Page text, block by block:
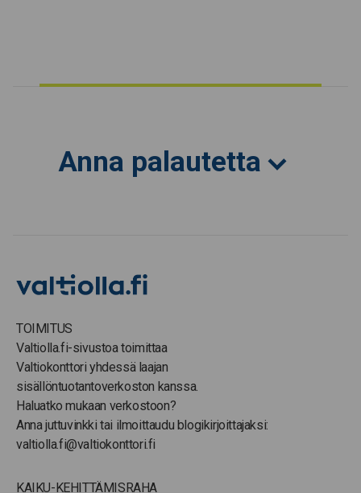
Anna palautetta
TOIMITUS
Valtiolla.fi-sivustoa toimittaa
Valtiokonttori yhdessä laajan
sisällöntuotantoverkoston kanssa.
Haluatko mukaan verkostoon?
Anna juttuvinkki tai ilmoittaudu blogikirjoittajaksi:
valtiolla.fi@valtiokonttori.fi
KAIKU-KEHITTÄMISRAHA